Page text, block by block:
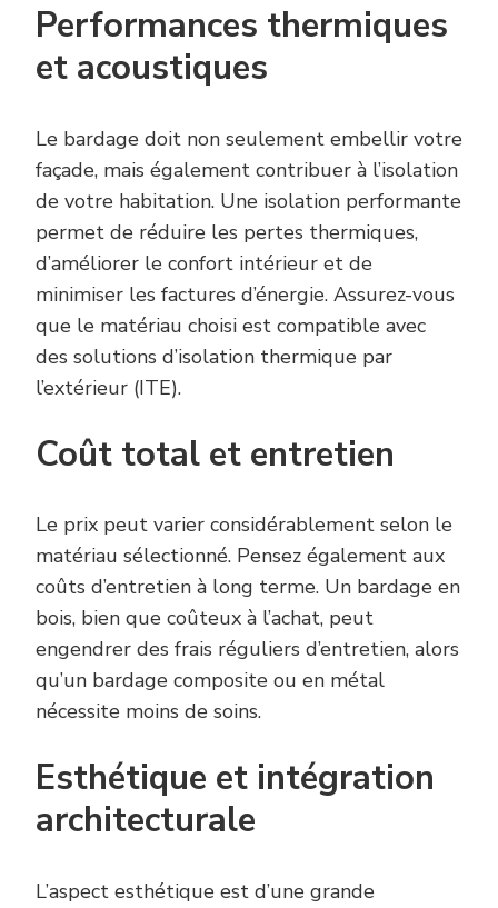
Performances thermiques
et acoustiques
Le bardage doit non seulement embellir votre
façade, mais également contribuer à l’isolation
de votre habitation. Une isolation performante
permet de réduire les pertes thermiques,
d’améliorer le confort intérieur et de
minimiser les factures d’énergie. Assurez-vous
que le matériau choisi est compatible avec
des solutions d’isolation thermique par
l’extérieur (ITE).
Coût total et entretien
Le prix peut varier considérablement selon le
matériau sélectionné. Pensez également aux
coûts d’entretien à long terme. Un bardage en
bois, bien que coûteux à l’achat, peut
engendrer des frais réguliers d’entretien, alors
qu’un bardage composite ou en métal
nécessite moins de soins.
Esthétique et intégration
architecturale
L’aspect esthétique est d’une grande